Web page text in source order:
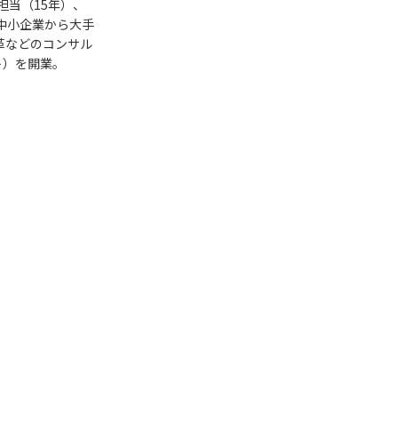
（15年）、
小企業から大手
などのコンサル
を開業。